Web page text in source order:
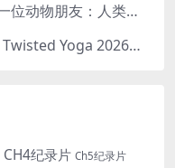
Boreales纪录片《人类的第一位动物朋友：人类和狗的神奇故事 Man’s First Friend 2018》英语中英双字 1080P/MP4/1.8G 狗的神奇故事
AppleTV纪录片《变调瑜伽 Twisted Yoga 2026》全3集 英语中英双字 无水印纯净版 1080P/MKV/10G 瑜伽大师背后的真相
CH4纪录片 Ch5纪录片